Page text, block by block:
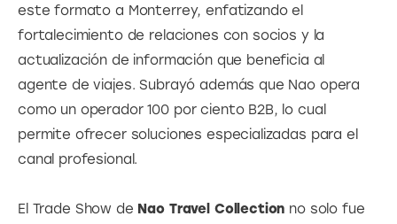
este formato a Monterrey, enfatizando el
fortalecimiento de relaciones con socios y la
actualización de información que beneficia al
agente de viajes. Subrayó además que Nao opera
como un operador 100 por ciento B2B, lo cual
permite ofrecer soluciones especializadas para el
canal profesional.
El Trade Show de Nao Travel Collection no solo fue